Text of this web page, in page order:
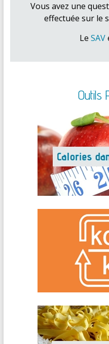
Vous avez une
effectuée sur le
Le SAV
Outils